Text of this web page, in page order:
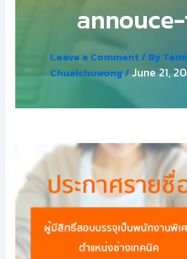
Leave a Comment / ByTemi
Chuaichuwong/ June 21,